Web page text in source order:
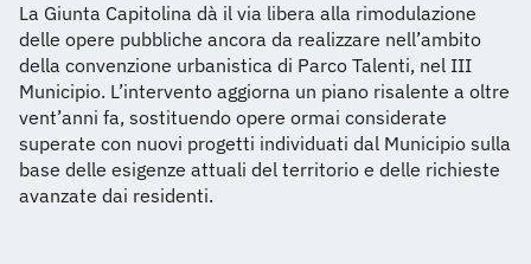
La Giunta Capitolina dà il via libera alla rimodulazione
delle opere pubbliche ancora da realizzare nell’ambito
della convenzione urbanistica di Parco Talenti, nel III
Municipio. L’intervento aggiorna un piano risalente a oltre
vent’anni fa, sostituendo opere ormai considerate
superate con nuovi progetti individuati dal Municipio sulla
base delle esigenze attuali del territorio e delle richieste
avanzate dai residenti.